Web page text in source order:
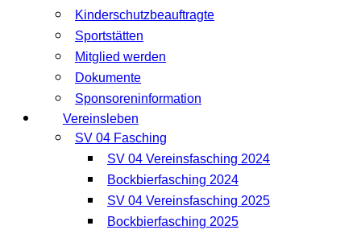
Kinderschutzbeauftragte
Sportstätten
Mitglied werden
Dokumente
Sponsoreninformation
Vereinsleben
SV 04 Fasching
SV 04 Vereinsfasching 2024
Bockbierfasching 2024
SV 04 Vereinsfasching 2025
Bockbierfasching 2025